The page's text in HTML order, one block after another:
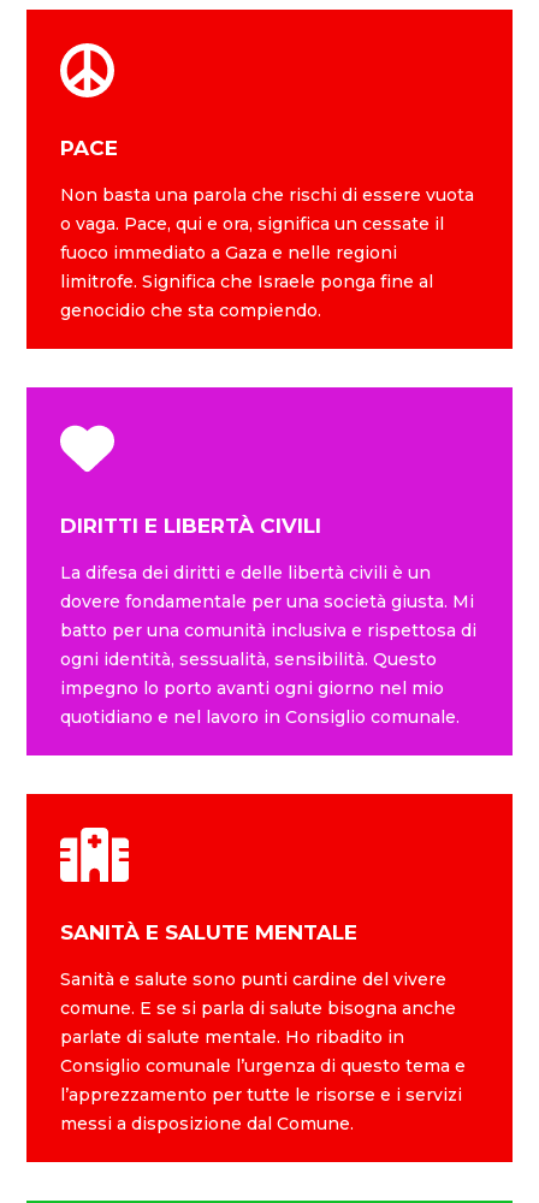
PACE
Non basta una parola che rischi di essere vuota
o vaga. Pace, qui e ora, significa un cessate il
fuoco immediato a Gaza e nelle regioni
limitrofe. Significa che Israele ponga fine al
genocidio che sta compiendo.
DIRITTI E LIBERTÀ CIVILI
La difesa dei diritti e delle libertà civili è un
dovere fondamentale per una società giusta. Mi
batto per una comunità inclusiva e rispettosa di
ogni identità, sessualità, sensibilità. Questo
impegno lo porto avanti ogni giorno nel mio
quotidiano e nel lavoro in Consiglio comunale.
SANITÀ E SALUTE MENTALE
Sanità e salute sono punti cardine del vivere
comune. E se si parla di salute bisogna anche
parlate di salute mentale. Ho ribadito in
Consiglio comunale l’urgenza di questo tema e
l’apprezzamento per tutte le risorse e i servizi
messi a disposizione dal Comune.